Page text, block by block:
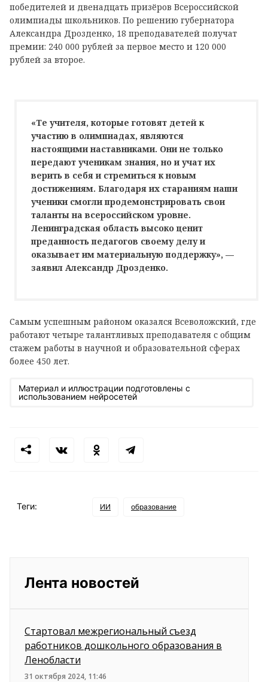
победителей и двенадцать призёров Всероссийской
олимпиады школьников. По решению губернатора
Александра Дрозденко, 18 преподавателей получат
премии: 240 000 рублей за первое место и 120 000
рублей за второе.
«Те учителя, которые готовят детей к
участию в олимпиадах, являются
настоящими наставниками. Они не только
передают ученикам знания, но и учат их
верить в себя и стремиться к новым
достижениям. Благодаря их стараниям наши
ученики смогли продемонстрировать свои
таланты на всероссийском уровне.
Ленинградская область высоко ценит
преданность педагогов своему делу и
оказывает им материальную поддержку», —
заявил Александр Дрозденко.
Самым успешным районом оказался Всеволожский, где
работают четыре талантливых преподавателя с общим
стажем работы в научной и образовательной сферах
более 450 лет.
Материал и иллюстрации подготовлены с
использованием нейросетей
Теги: ИИ образование
Лента новостей
Стартовал межрегиональный съезд
работников дошкольного образования в
Ленобласти
31 октября 2024, 11:46